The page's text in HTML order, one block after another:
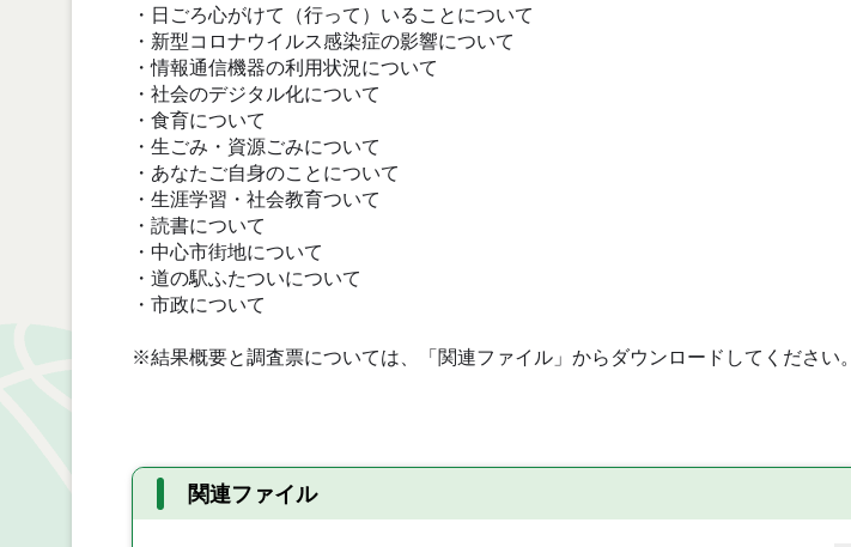
・日ごろ心がけて（行って）いることについて
・新型コロナウイルス感染症の影響について
・情報通信機器の利用状況について
・社会のデジタル化について
・食育について
・生ごみ・資源ごみについて
・あなたご自身のことについて
・生涯学習・社会教育ついて
・読書について
・中心市街地について
・道の駅ふたついについて
・市政について
※結果概要と調査票については、「関連ファイル」からダウンロードしてください。
関連ファイル